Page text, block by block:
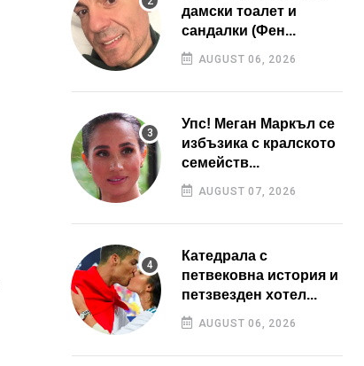
дамски тоалет и
сандалки (Фен...
AUGUST 06, 2026
Упс! Меган Маркъл се
избъзика с кралското
семейств...
AUGUST 07, 2026
Катедрала с
петвековна история и
петзвезден хотел...
AUGUST 06, 2026